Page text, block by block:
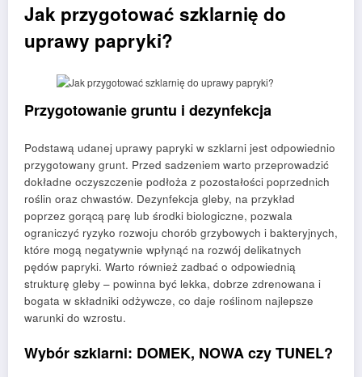
Jak przygotować szklarnię do
uprawy papryki?
Przygotowanie gruntu i dezynfekcja
Podstawą udanej uprawy papryki w szklarni jest odpowiednio
przygotowany grunt. Przed sadzeniem warto przeprowadzić
dokładne oczyszczenie podłoża z pozostałości poprzednich
roślin oraz chwastów. Dezynfekcja gleby, na przykład
poprzez gorącą parę lub środki biologiczne, pozwala
ograniczyć ryzyko rozwoju chorób grzybowych i bakteryjnych,
które mogą negatywnie wpłynąć na rozwój delikatnych
pędów papryki. Warto również zadbać o odpowiednią
strukturę gleby – powinna być lekka, dobrze zdrenowana i
bogata w składniki odżywcze, co daje roślinom najlepsze
warunki do wzrostu.
Wybór szklarni: DOMEK, NOWA czy TUNEL?